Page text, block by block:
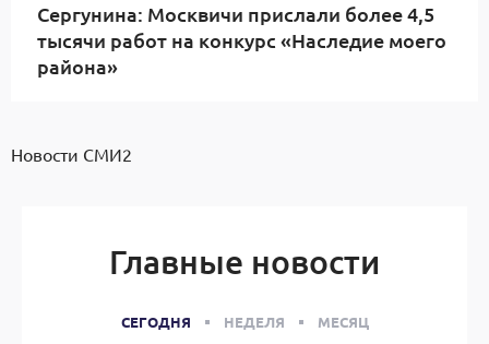
Сергунина: Москвичи прислали более 4,5
тысячи работ на конкурс «Наследие моего
района»
Новости СМИ2
Главные новости
СЕГОДНЯ НЕДЕЛЯ МЕСЯЦ